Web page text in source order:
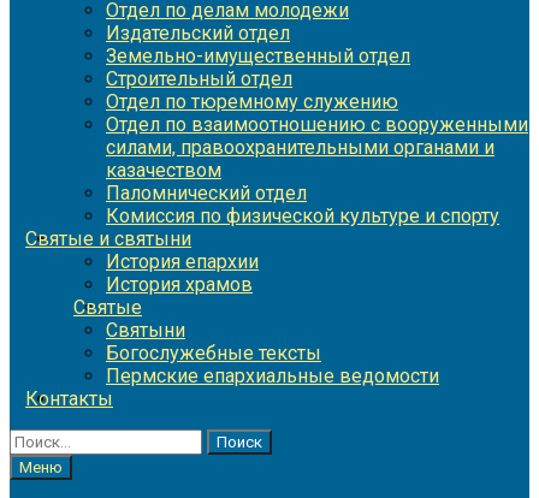
Отдел по делам молодежи
Издательский отдел
Земельно-имущественный отдел
Строительный отдел
Отдел по тюремному служению
Отдел по взаимоотношению с вооруженными
силами, правоохранительными органами и
казачеством
Паломнический отдел
Комиссия по физической культуре и спорту
Святые и святыни
История епархии
История храмов
Святые
Святыни
Богослужебные тексты
Пермские епархиальные ведомости
Контакты
Найти:
Меню